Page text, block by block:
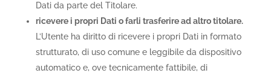
Dati da parte del Titolare.
ricevere i propri Dati o farli trasferire ad altro titolare.
L’Utente ha diritto di ricevere i propri Dati in formato
strutturato, di uso comune e leggibile da dispositivo
automatico e, ove tecnicamente fattibile, di